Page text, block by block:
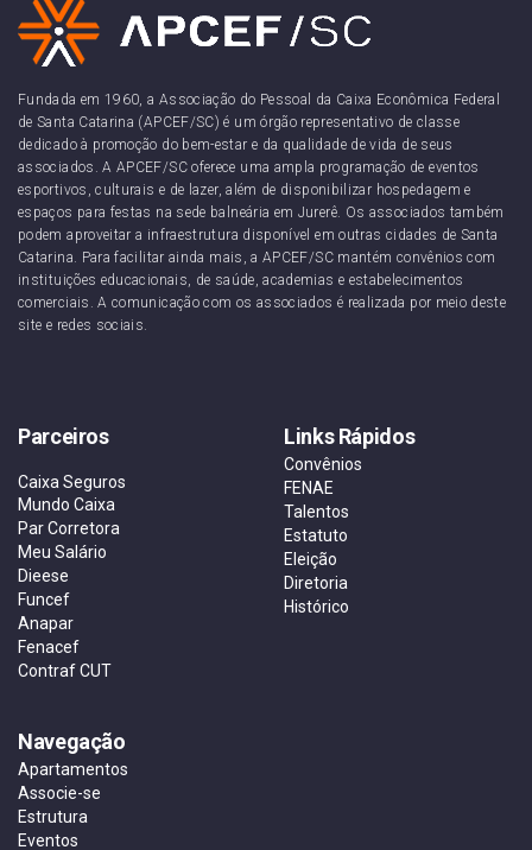
Fundada em 1960, a Associação do Pessoal da Caixa Econômica Federal
de Santa Catarina (APCEF/SC) é um órgão representativo de classe
dedicado à promoção do bem-estar e da qualidade de vida de seus
associados. A APCEF/SC oferece uma ampla programação de eventos
esportivos, culturais e de lazer, além de disponibilizar hospedagem e
espaços para festas na sede balneária em Jurerê. Os associados também
podem aproveitar a infraestrutura disponível em outras cidades de Santa
Catarina. Para facilitar ainda mais, a APCEF/SC mantém convênios com
instituições educacionais, de saúde, academias e estabelecimentos
comerciais. A comunicação com os associados é realizada por meio deste
site e redes sociais.
Parceiros
Caixa Seguros
Mundo Caixa
Par Corretora
Meu Salário
Dieese
Funcef
Anapar
Fenacef
Contraf CUT
Links Rápidos
Convênios
FENAE
Talentos
Estatuto
Eleição
Diretoria
Histórico
Navegação
Apartamentos
Associe-se
Estrutura
Eventos